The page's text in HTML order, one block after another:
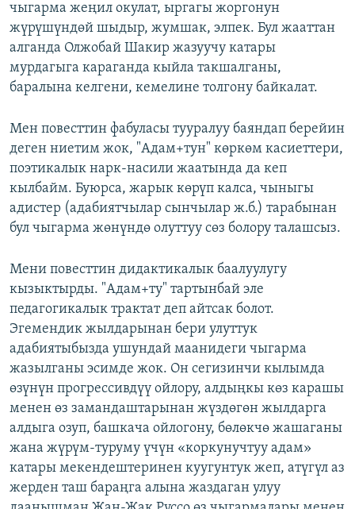
чыгарма жеңил окулат, ыргагы жоргонун
жүрүшүндөй шыдыр, жумшак, элпек. Бул жааттан
алганда Олжобай Шакир жазуучу катары
мурдагыга караганда кыйла такшалганы,
баралына келгени, кемелине толгону байкалат.
Мен повесттин фабуласы тууралуу баяндап берейин
деген ниетим жок, "Адам+тун" көркөм касиеттери,
поэтикалык нарк-насили жаатында да кеп
кылбайм. Буюрса, жарык көрүп калса, чыныгы
адистер (адабиятчылар сынчылар ж.б.) тарабынан
бул чыгарма жөнүндө олуттуу сөз болору талашсыз.
Мени повесттин дидактикалык баалуулугу
кызыктырды. "Адам+ту" тартынбай эле
педагогикалык трактат деп айтсак болот.
Эгемендик жылдарынан бери улуттук
адабиятыбызда ушундай маанидеги чыгарма
жазылганы эсимде жок. Он сегизинчи кылымда
өзүнүн прогрессивдүү ойлору, алдыңкы көз карашы
менен өз замандаштарынан жүздөгөн жылдарга
алдыга озуп, башкача ойлогону, бөлөкчө жашаганы
жана жүрүм-туруму үчүн «коркунучтуу адам»
катары мекендештеринен куугунтук жеп, атүгүл аз
жерден таш бараңга алына жаздаган улуу